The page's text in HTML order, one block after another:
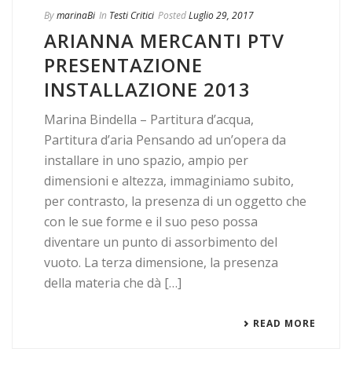
BymarinaBi In Testi Critici PostedLuglio 29, 2017
ARIANNA MERCANTI PTV
PRESENTAZIONE
INSTALLAZIONE 2013
Marina Bindella – Partitura d’acqua,
Partitura d’aria Pensando ad un’opera da
installare in uno spazio, ampio per
dimensioni e altezza, immaginiamo subito,
per contrasto, la presenza di un oggetto che
con le sue forme e il suo peso possa
diventare un punto di assorbimento del
vuoto. La terza dimensione, la presenza
della materia che dà […]
READ MORE